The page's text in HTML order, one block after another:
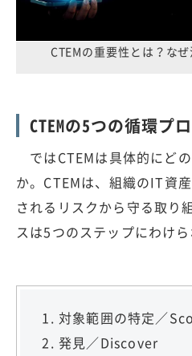
CTEMの重要性とは？な
CTEMの5つの循環プ
ではCTEMは具体的にど
か。CTEMは、組織のIT資
されるリスクから守る取り
スは5つのステップにわけら
対象範囲の特定／
発見／Discover